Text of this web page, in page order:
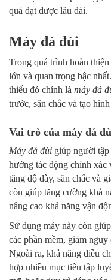
quả đạt được lâu dài.
Máy đá đùi
Trong quá trình hoàn
lớn và quan trọng bậc
thiếu đó chính là máy đá
trước, săn chắc và tạo
Vai trò của máy đá
Máy đá đùi giúp người tập
hướng tác động chính xác
tăng độ dày, săn chắc và
còn giúp tăng cường khả
nâng cao khả năng vận
Sử dụng máy này còn
các phần mềm, giảm
Ngoài ra, khả năng điều
hợp nhiều mục tiêu tập